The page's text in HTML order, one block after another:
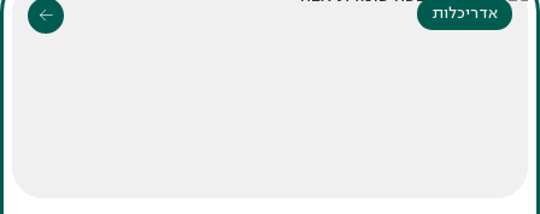
אדריכלות